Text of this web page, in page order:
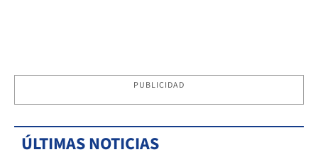
PUBLICIDAD
ÚLTIMAS NOTICIAS